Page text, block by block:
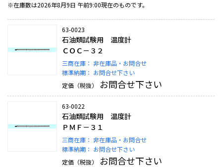
※在庫数は2026年8月9日 午前9:00現在のものです。
63-0023
石油類試験用 温度計
ＣＯＣ－３２
三商在庫： 非在庫品・お問合せ
標準納期： お問合せ下さい
定価（税抜）
お問合せ下さい
63-0022
石油類試験用 温度計
ＰＭＦ－３１
三商在庫： 非在庫品・お問合せ
標準納期： お問合せ下さい
定価（税抜）
お問合せ下さい